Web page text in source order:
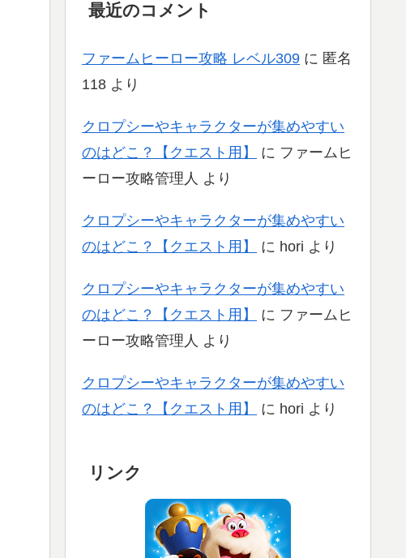
最近のコメント
ファームヒーロー攻略 レベル309 に 匿名
118 より
クロプシーやキャラクターが集めやすい
のはどこ？【クエスト用】
に ファームヒ
ーロー攻略管理人 より
クロプシーやキャラクターが集めやすい
のはどこ？【クエスト用】
に hori より
クロプシーやキャラクターが集めやすい
のはどこ？【クエスト用】
に ファームヒ
ーロー攻略管理人 より
クロプシーやキャラクターが集めやすい
のはどこ？【クエスト用】
に hori より
リンク